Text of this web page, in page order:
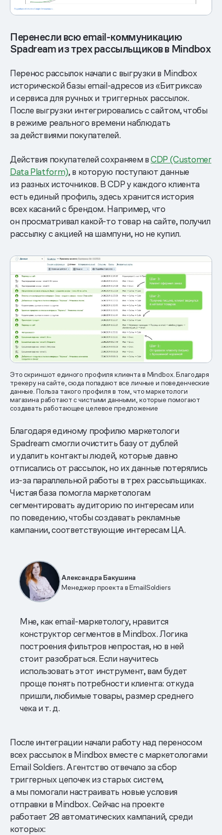
Перенесли всю email-коммуникацию
Spadream из трех рассыльщиков в Mindbox
Перенос рассылок начали с выгрузки в Mindbox
исторической базы email-адресов из «Битрикса»
и сервиса для ручных и триггерных рассылок.
После выгрузки интегрировались с сайтом, чтобы
в режиме реального времени наблюдать
за действиями покупателей.
Действия покупателей сохраняем вCDP (Customer
Data Platform), в которую поступают данные
из разных источников. В CDP у каждого клиента
есть единый профиль, здесь хранится история
всех касаний с брендом. Например, что
он просматривал какой-то товар на сайте, получил
рассылку с акцией на шампуни, но не купил.
Это скриншот единого профиля клиента в Mindbox. Благодаря
трекеру на сайте, сюда попадают все личные и поведенческие
данные. Польза такого профиля в том, что маркетологи
магазина работают с чистыми данными, которые помогают
создавать работающее целевое предложение
Благодаря единому профилю маркетологи
Spadream смогли очистить базу от дублей
и удалить контакты людей, которые давно
отписались от рассылок, но их данные потерялись
из-за параллельной работы в трех рассыльщиках.
Чистая база помогла маркетологам
сегментировать аудиторию по интересам или
по поведению, чтобы создавать рекламные
кампании, соответствующие интересам ЦА.
Александра Бакушина
Менеджер проекта в EmailSoldiers
Мне, как email-маркетологу, нравится
конструктор сегментов в Mindbox. Логика
построения фильтров непростая, но в ней
стоит разобраться. Если научитесь
использовать этот инструмент, вам будет
проще понять потребности клиента: откуда
пришли, любимые товары, размер среднего
чека и т. д.
После интеграции начали работу над переносом
всех рассылок в Mindbox вместе с маркетологами
Email Soldiers. Агентство отвечало за сбор
триггерных цепочек из старых систем,
а мы помогали настраивать новые условия
отправки в Mindbox. Сейчас на проекте
работает 28 автоматических кампаний, среди
которых: